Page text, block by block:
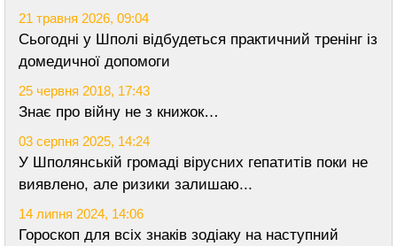
21 травня 2026, 09:04
Сьогодні у Шполі відбудеться практичний тренінг із
домедичної допомоги
25 червня 2018, 17:43
Знає про війну не з книжок…
03 серпня 2025, 14:24
У Шполянській громаді вірусних гепатитів поки не
виявлено, але ризики залишаю...
14 липня 2024, 14:06
Гороскоп для всіх знаків зодіаку на наступний